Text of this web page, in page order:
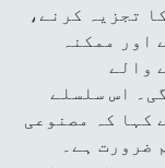
تجزیہ کرنے،
اور ممکنہ
والے
اس سلسلے
کہا کہ مصنوعی
ضرورت ہے۔